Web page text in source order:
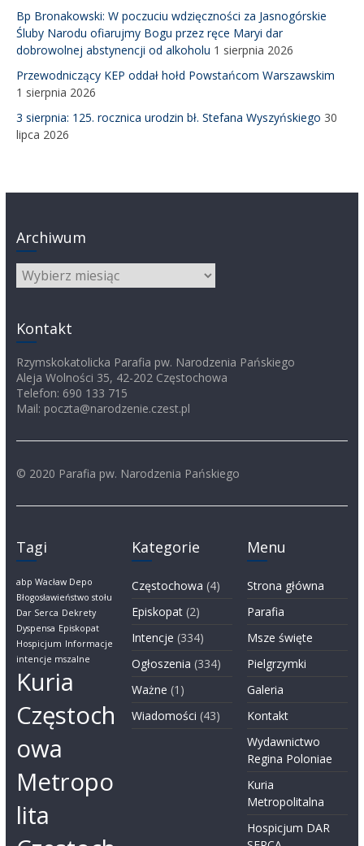
Bp Bronakowski: W poczuciu wdzięczności za Jasnogórskie
Śluby Narodu ofiarujmy Bogu przez ręce Maryi dar
dobrowolnej abstynencji od alkoholu 1 sierpnia 2026
Przewodniczący KEP oddał hołd Powstańcom Warszawskim
1 sierpnia 2026
3 sierpnia: 125. rocznica urodzin bł. Stefana Wyszyńskiego 30
lipca 2026
Archiwum
Archiwum
Kontakt
Rzymskokatolicka Parafia pw. Narodzenia Pańskiego
Aleja Wolności 35, 42-202 Częstochowa
Telefon: 690 133 715
Mail: poczta@narodzenie.czest.pl
© 2020 Parafia pw. Narodzenia Pańskiego
Tagi
abp Wacław Depo
Błogosławieństwo stołu
Dar Serca Dekrety
Dyspensa Episkopat
Hospicjum Informacje
intencje mszalne
Kuria
Częstoch
owa
Metropo
lita
Kategorie
Częstochowa (4)
Episkopat (2)
Intencje (334)
Ogłoszenia (334)
Ważne (1)
Wiadomości (43)
Menu
Strona główna
Parafia
Msze święte
Pielgrzymki
Galeria
Kontakt
Wydawnictwo
Regina Poloniae
Kuria
Metropolitalna
Hospicjum DAR